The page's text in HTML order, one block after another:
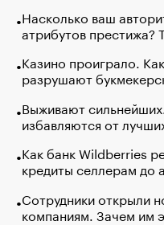
Насколько ваш
атрибутов престижа?
Казино проиграло.
разрушают
Выживают
избавляются от
Как банк Wildberries
кредиты селлерам до
Сотрудники открыли
компаниям. Зачем им